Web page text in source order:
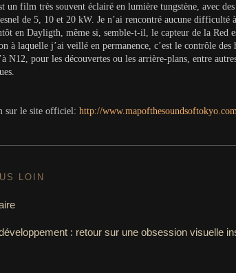
un film très souvent éclairé en lumière tungstène, avec
de 5, 10 et 20 kW. Je n’ai rencontré aucune difficulté
en Dayligth, même si, semble-t-il, le capteur de la Red
à laquelle j’ai veillé en permanence, c’est le contrôle des
N12, pour les découvertes ou les arrière-plans, entre
sur le site officiel: http://
LOIN
: retour sur une obsession visuelle